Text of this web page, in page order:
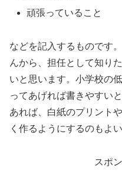
頑張っていること
などを記入するものです
んから、担任として知り
いと思います。小学校の
ってあげれば書きやすい
あれば、白紙のプリント
く作るようにするのもよい
スポ